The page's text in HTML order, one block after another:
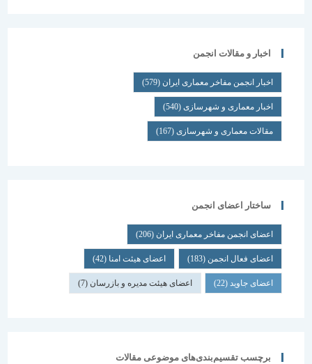
اخبار و مقالات انجمن
اخبار انجمن مفاخر معماری ایران (579)
اخبار معماری و شهرسازی(540)
مقالات معماری و شهرسازی(167)
ساختار اعضای انجمن
اعضای انجمن مفاخر معماری ایران (206)
اعضای فعال انجمن(183) اعضای هیئت امنا(42)
اعضای جاوید(22) اعضای هیئت مدیره و بازرسان(7)
برچسب تقسیم‌بندی‌های موضوعی مقالات